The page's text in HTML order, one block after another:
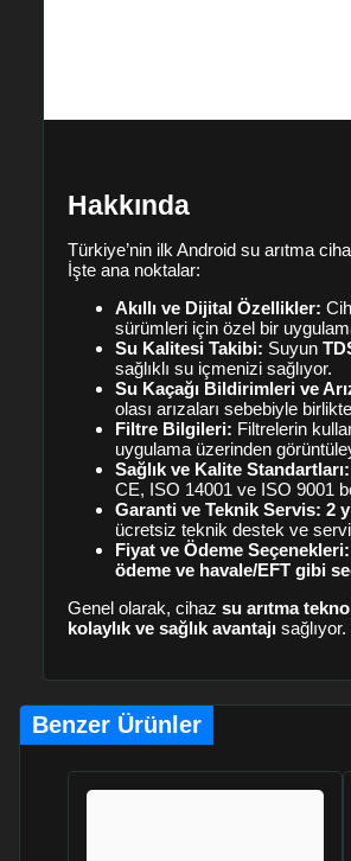
Hakkında
Türkiye’nin ilk Android su arıtma
İşte ana noktalar:
Akıllı ve Dijital Özellikler:
sürümleri için özel bir
Su Kalitesi Takibi: Suyun
sağlıklı su içmenizi sağlıyor.
Su Kaçağı Bildirimleri ve
olası arızaları sebebiyle
Filtre Bilgileri: Filtrelerin
uygulama üzerinden
Sağlık ve Kalite Standartları:
CE, ISO 14001 ve ISO 9001
Garanti ve Teknik Servis: 2
ücretsiz teknik destek ve
Fiyat ve Ödeme Seçenekleri:
ödeme ve havale/EFT gibi
Genel olarak, cihaz su arıtma
kolaylık ve sağlık avantajısağlıyor.
Benzer Ürünler